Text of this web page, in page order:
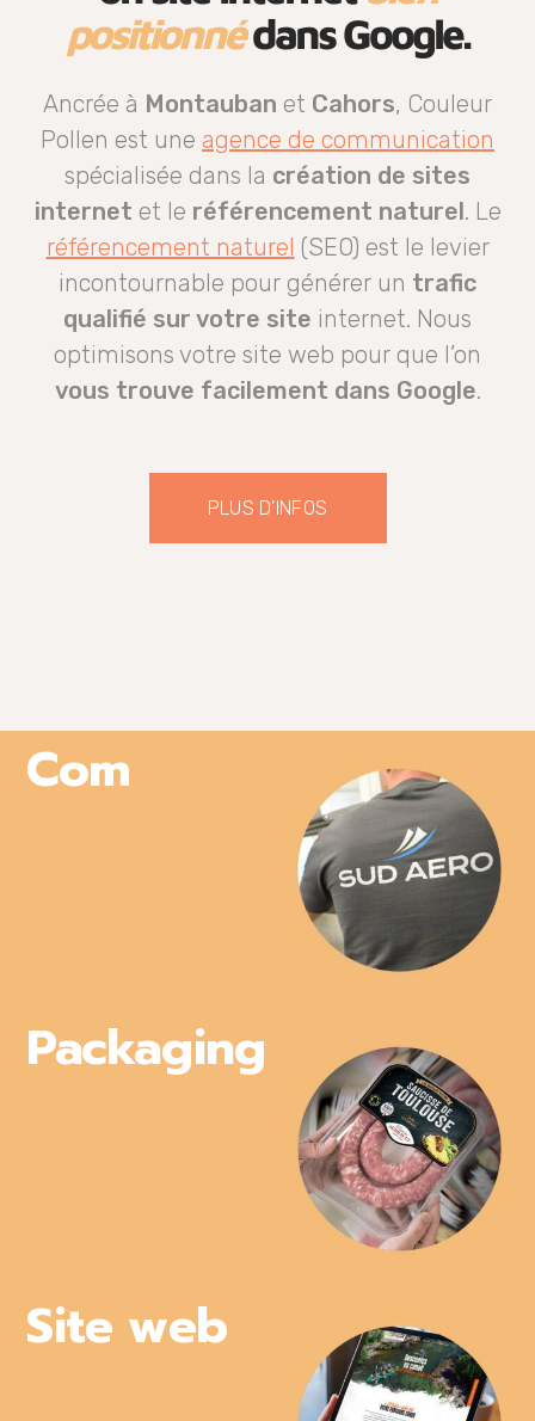
positionnédans Google.
Ancrée à Montauban et Cahors, Couleur
Pollen est une agence de communication
spécialisée dans la création de sites
internet et le référencement naturel. Le
référencement naturel (SEO) est le levier
incontournable pour générer un trafic
qualifié sur votre site internet. Nous
optimisons votre site web pour que l’on
vous trouve facilement dans Google.
PLUS D'INFOS
Com
Packaging
Site web